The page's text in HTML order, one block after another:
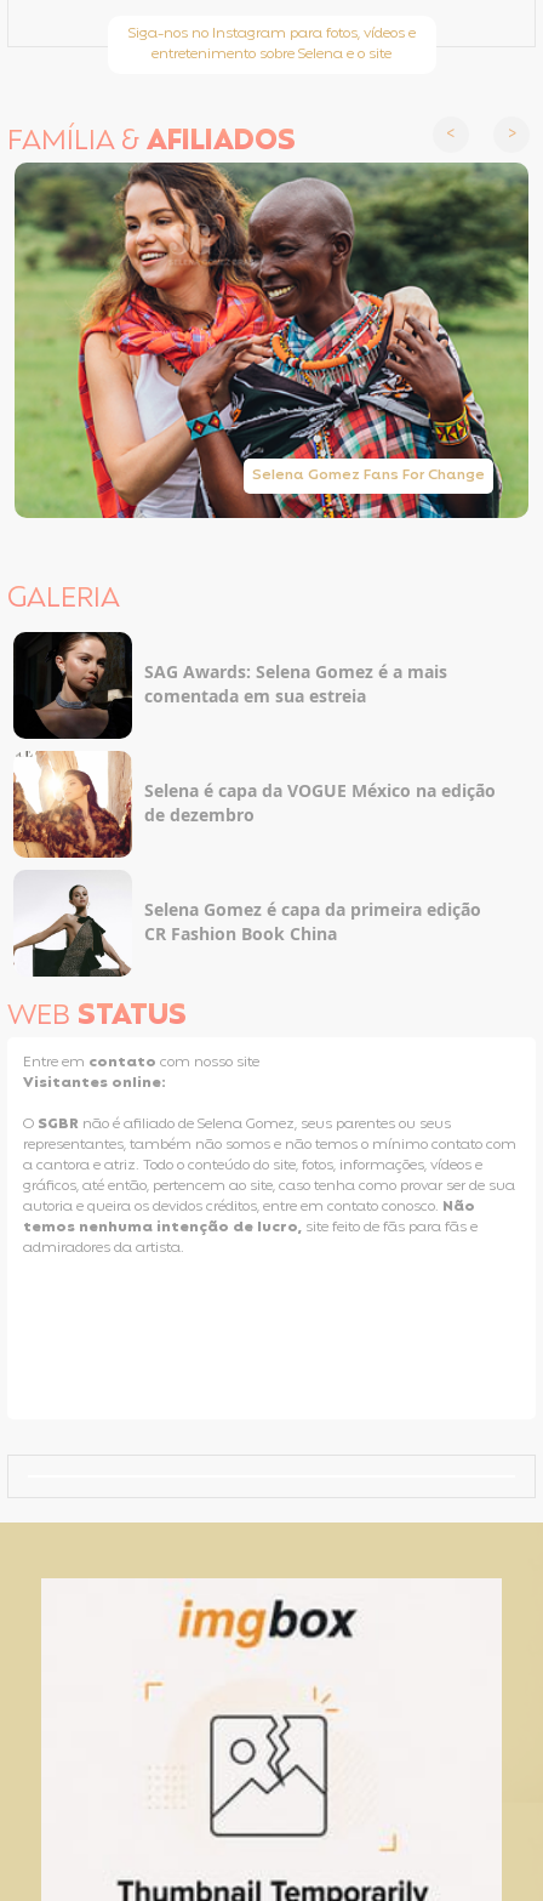
Siga-nos no Instagram para fotos, vídeos e
entretenimento sobre Selena e o site
FAMÍLIA &AFILIADOS
Selena Gomez Fans For Change
GALERIA
SAG Awards: Selena Gomez é a mais
comentada em sua estreia
Selena é capa da VOGUE México na edição
de dezembro
Selena Gomez é capa da primeira edição
CR Fashion Book China
WEB STATUS
Entre em contato com nosso site
Visitantes online:
O SGBR não é afiliado de Selena Gomez, seus parentes ou seus
representantes, também não somos e não temos o mínimo contato com
a cantora e atriz. Todo o conteúdo do site, fotos, informações, vídeos e
gráficos, até então, pertencem ao site, caso tenha como provar ser de sua
autoria e queira os devidos créditos, entre em contato conosco. Não
temos nenhuma intenção de lucro, site feito de fãs para fãs e
admiradores da artista.